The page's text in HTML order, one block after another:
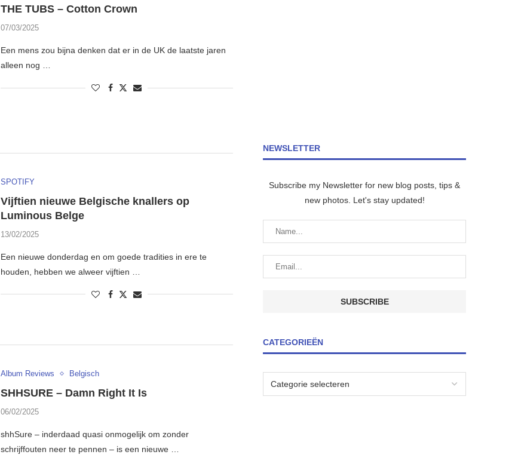
THE TUBS – Cotton Crown
07/03/2025
Een mens zou bijna denken dat er in de UK de laatste jaren
alleen nog …
SPOTIFY
Vijftien nieuwe Belgische knallers op
Luminous Belge
13/02/2025
Een nieuwe donderdag en om goede tradities in ere te
houden, hebben we alweer vijftien …
Album Reviews Belgisch
SHHSURE – Damn Right It Is
06/02/2025
shhSure – inderdaad quasi onmogelijk om zonder
schrijffouten neer te pennen – is een nieuwe …
NEWSLETTER
Subscribe my Newsletter for new blog posts, tips &
new photos. Let's stay updated!
CATEGORIEËN